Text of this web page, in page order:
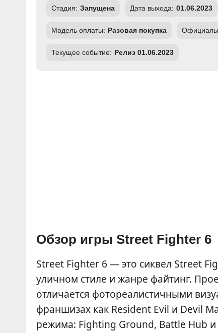
Стадия: Запущена Дата выхода: 01.06.2023
Модель оплаты: Разовая покупка
Текущее событие: Релиз 01.06.2023
Обзор игры Street Fighter 6
Street Fighter 6 — это сиквел Street
уличном стиле и жанре файтинг.
отличается фотореалистичными
франшизах как Resident Evil и Devil
режима: Fighting Ground, Battle Hub и